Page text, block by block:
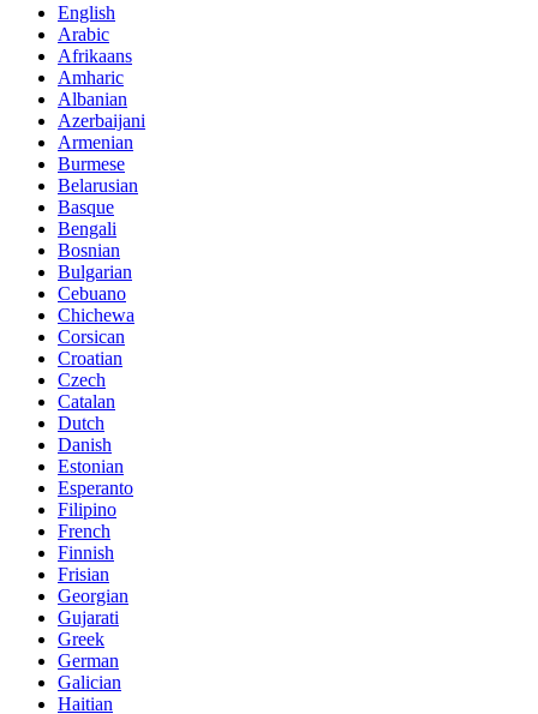
English
Arabic
Afrikaans
Amharic
Albanian
Azerbaijani
Armenian
Burmese
Belarusian
Basque
Bengali
Bosnian
Bulgarian
Cebuano
Chichewa
Corsican
Croatian
Czech
Catalan
Dutch
Danish
Estonian
Esperanto
Filipino
French
Finnish
Frisian
Georgian
Gujarati
Greek
German
Galician
Haitian